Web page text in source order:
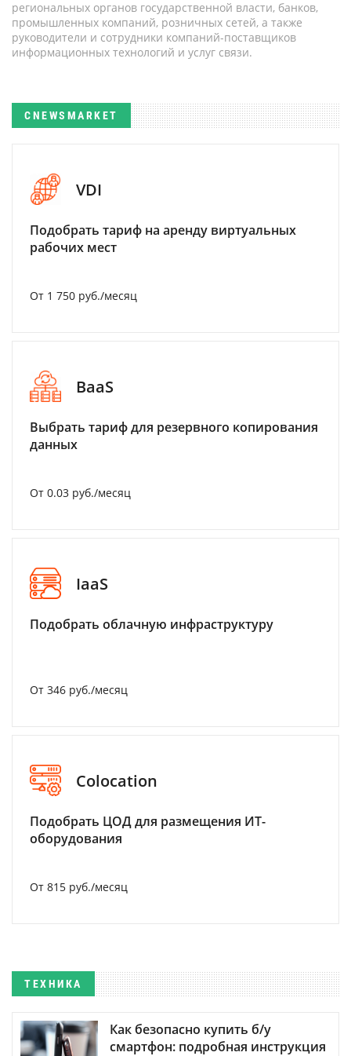
региональных органов государственной власти, банков,
промышленных компаний, розничных сетей, а также
руководители и сотрудники компаний-поставщиков
информационных технологий и услуг связи.
CNEWSMARKET
VDI
Подобрать тариф на аренду виртуальных
рабочих мест
От 1 750 руб./месяц
BaaS
Выбрать тариф для резервного копирования
данных
От 0.03 руб./месяц
IaaS
Подобрать облачную инфраструктуру
От 346 руб./месяц
Colocation
Подобрать ЦОД для размещения ИТ-
оборудования
От 815 руб./месяц
ТЕХНИКА
Как безопасно купить б/у
смартфон: подробная инструкция